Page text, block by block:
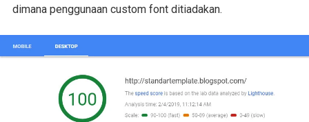
dimana penggunaan custom font ditiadakan.